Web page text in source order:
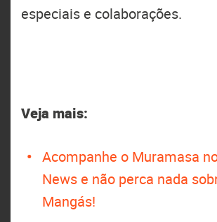
especiais e colaborações.
Veja mais:
Acompanhe o Muramasa
News e não perca nada
Mangás!